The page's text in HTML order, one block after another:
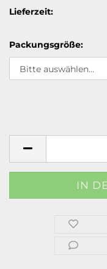
Lieferzeit:
Packungsgröße: